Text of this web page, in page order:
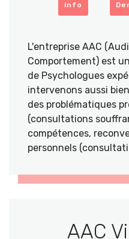
info
L'entreprise AAC
Comportement) est
de Psychologues
intervenons aussi
des problématiques
(consultations
compétences,
personnels
AAC